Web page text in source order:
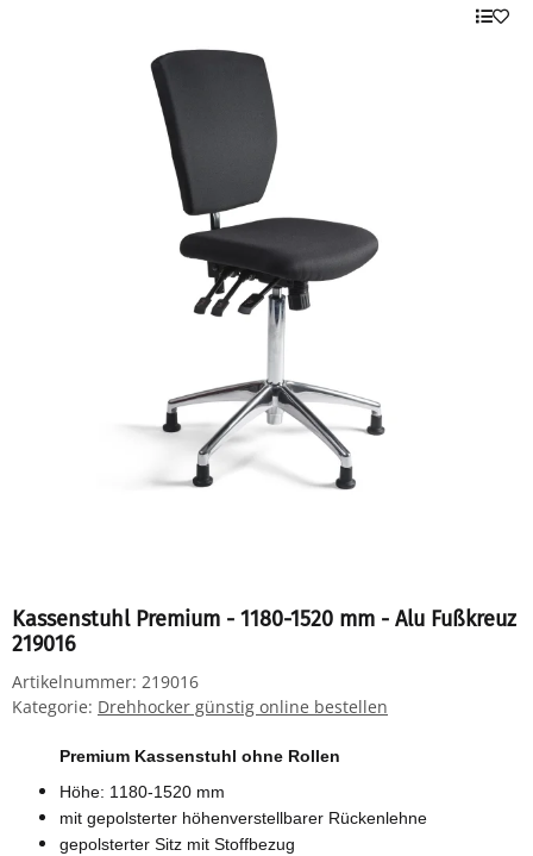
Kassenstuhl Premium - 1180-1520 mm - Alu Fußkreuz
219016
Artikelnummer: 219016
Kategorie: Drehhocker günstig online bestellen
Premium Kassenstuhl ohne Rollen
Höhe: 1180-1520 mm
mit gepolsterter höhenverstellbarer Rückenlehne
gepolsterter Sitz mit Stoffbezug